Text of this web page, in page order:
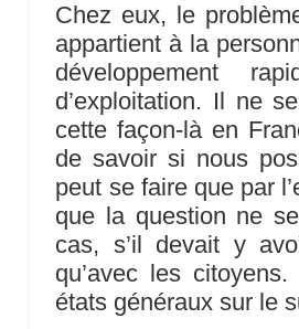
Chez eux, le
appartient à la
développement
d’exploitation. Il ne
cette façon-là en
de savoir si nous
peut se faire que par
que la question ne
cas, s’il devait y
qu’avec les
états généraux sur le